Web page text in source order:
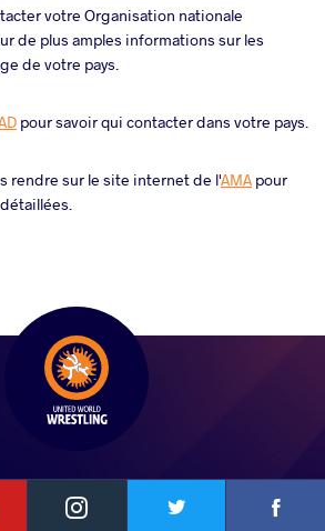
Instagram
votre Organisation nationale
de plus amples informations sur les
de votre pays.
pour savoir qui contacter dans votre pays.
rendre sur le site internet de l'AMA pour